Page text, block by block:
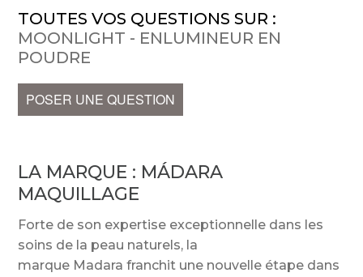
TOUTES VOS QUESTIONS SUR :
MOONLIGHT - ENLUMINEUR EN
POUDRE
POSER UNE QUESTION
LA MARQUE : MÁDARA
MAQUILLAGE
Forte de son expertise exceptionnelle dans les
soins de la peau naturels, la
marque Madara franchit une nouvelle étape dans